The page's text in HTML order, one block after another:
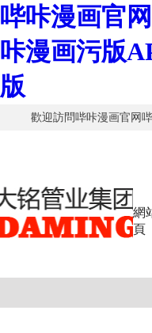
哔咔漫画官
咔漫画污版
版
歡迎訪問哔咔漫画官网
網
頁